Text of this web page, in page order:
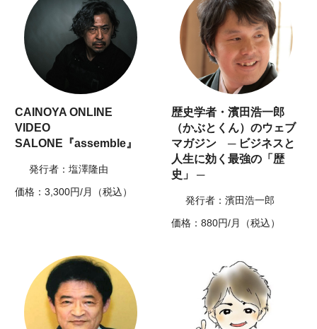
CAINOYA ONLINE
VIDEO
SALONE『assemble』
発行者：塩澤隆由
価格：3,300円/月（税込）
歴史学者・濱田浩一郎
（かぶとくん）のウェブ
マガジン ─ ビジネスと
人生に効く最強の「歴
史」 ─
発行者：濱田浩一郎
価格：880円/月（税込）